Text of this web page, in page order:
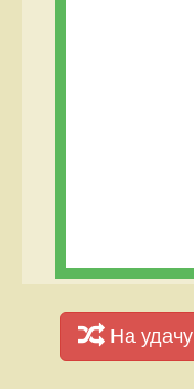
На удачу